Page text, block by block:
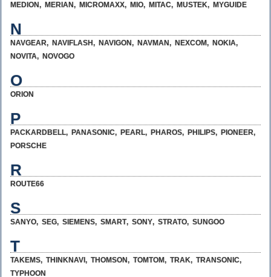
MEDION, MERIAN, MICROMAXX, MIO, MITAC, MUSTEK, MYGUIDE
N
NAVGEAR, NAVIFLASH , NAVIGON, NAVMAN, NEXCOM, NOKIA,
NOVITA, NOVOGO
O
ORION
P
PACKARDBELL, PANASONIC, PEARL, PHAROS, PHILIPS, PIONEER,
PORSCHE
R
ROUTE66
S
SANYO, SEG, SIEMENS, SMART, SONY, STRATO, SUNGOO
T
TAKEMS, THINKNAVI , THOMSON, TOMTOM, TRAK, TRANSONIC,
TYPHOON